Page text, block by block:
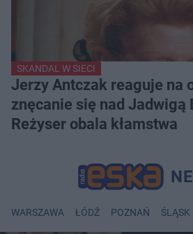
SKANDAL W SIECI
Jerzy Antczak reaguje na
znęcanie się nad Jadwigą
Reżyser obala kłamstwa
WARSZAWA ŁÓDŹ POZNAŃ ŚLĄSK